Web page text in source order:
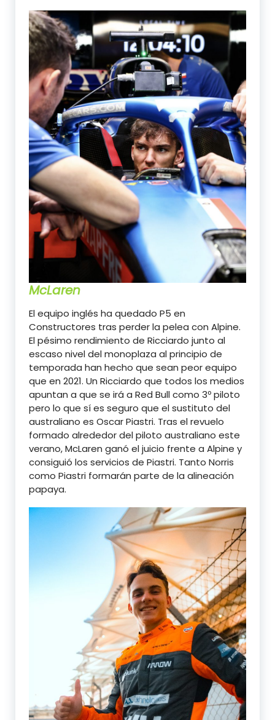
McLaren
El equipo inglés ha quedado P5 en
Constructores tras perder la pelea con Alpine.
El pésimo rendimiento de Ricciardo junto al
escaso nivel del monoplaza al principio de
temporada han hecho que sean peor equipo
que en 2021. Un Ricciardo que todos los medios
apuntan a que se irá a Red Bull como 3º piloto
pero lo que sí es seguro que el sustituto del
australiano es Oscar Piastri. Tras el revuelo
formado alrededor del piloto australiano este
verano, McLaren ganó el juicio frente a Alpine y
consiguió los servicios de Piastri. Tanto Norris
como Piastri formarán parte de la alineación
papaya.